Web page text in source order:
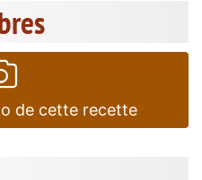
de cette recette